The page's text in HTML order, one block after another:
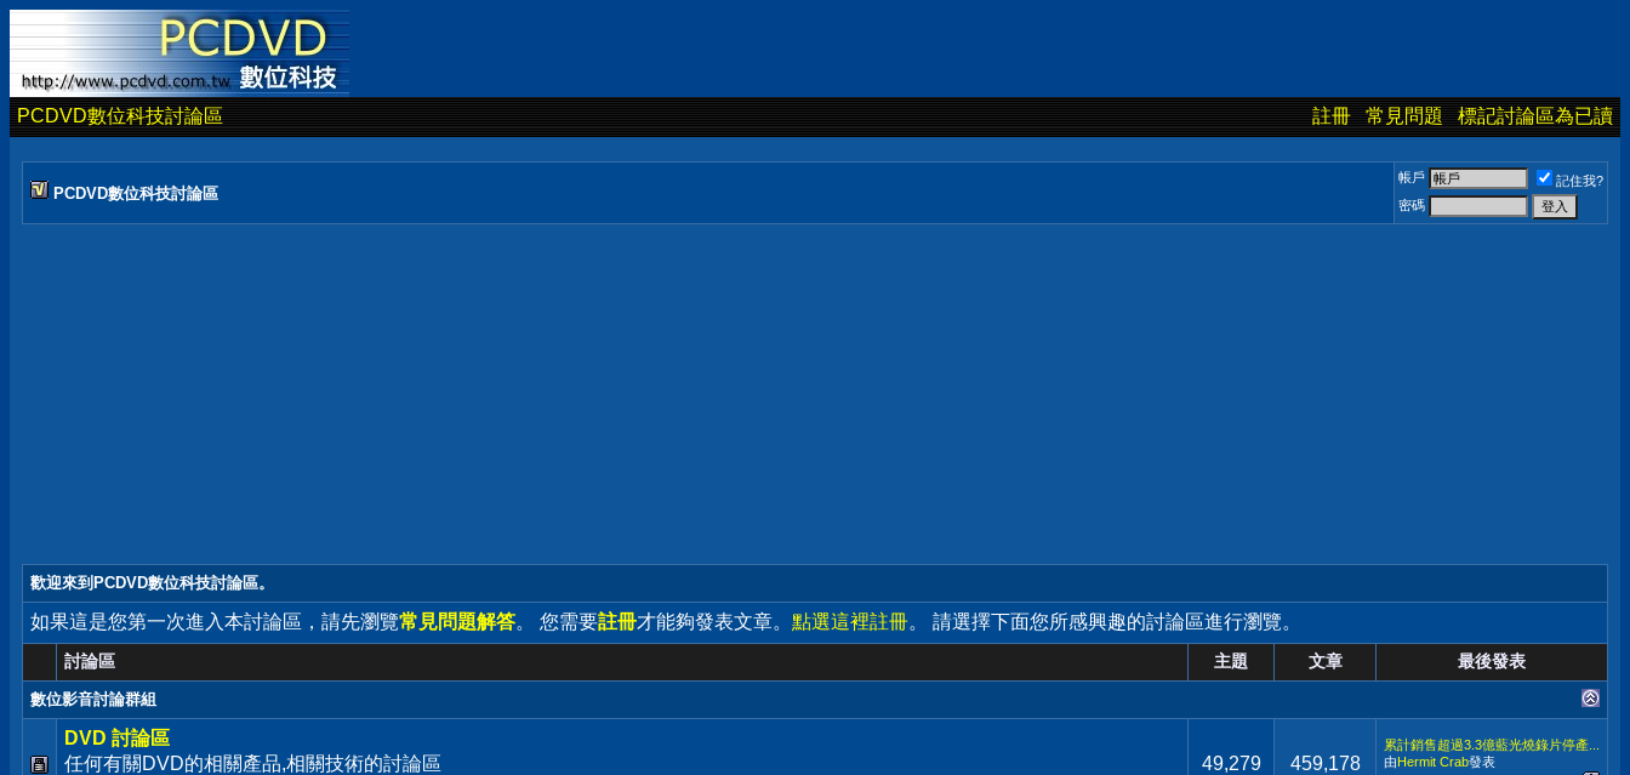
PCDVD數位科技討論區 註冊 常見問題 標記討論區為已讀
PCDVD數位科技討論區
帳戶
記住我?
密碼
歡迎來到PCDVD數位科技討論區。
如果這是您第一次進入本討論區，請先瀏覽常見問題解答。 您需要註冊才能夠發表文章。 點選這裡註冊。 請選擇下面您所感興趣的討論區進行瀏覽。
討論區 主題 文章 最後發表
數位影音討論群組
DVD 討論區
任何有關DVD的相關產品,相關技術的討論區
49,279 459,178
累計銷售超過3.3億藍光燒錄片停產...
由Hermit Crab發表